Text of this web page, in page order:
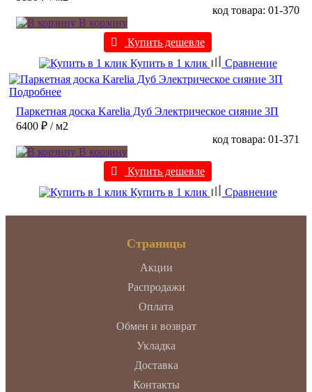
код товара: 01-370
В корзину
Купить дешевле
Купить в 1 клик
Сравнение
Подробнее
Паркетная доска Karelia Дуб Электрическое сияние 3П
6400 ₽ / м2
код товара: 01-371
В корзину
Купить дешевле
Купить в 1 клик
Сравнение
Страницы
Акции
Распродажи
Оплата
Обмен и возврат
Укладка
Доставка
Контакты